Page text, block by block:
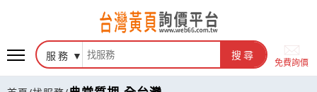
服務 搜尋
免費詢價